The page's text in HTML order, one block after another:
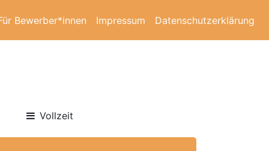
Bewerber*innen Impressum Datenschutzerklärung
Vollzeit